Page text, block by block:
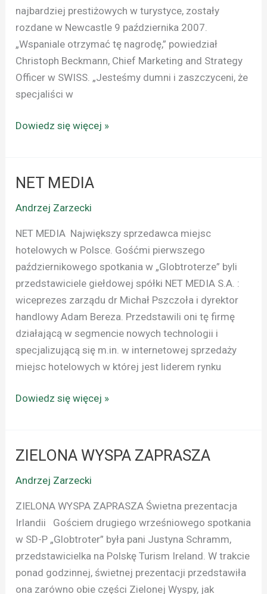
najbardziej prestiżowych w turystyce, zostały
rozdane w Newcastle 9 października 2007.
„Wspaniale otrzymać tę nagrodę,” powiedział
Christoph Beckmann, Chief Marketing and Strategy
Officer w SWISS. „Jesteśmy dumni i zaszczyceni, że
specjaliści w
Dowiedz się więcej »
NET MEDIA
Andrzej Zarzecki
NET MEDIA Największy sprzedawca miejsc
hotelowych w Polsce. Gośćmi pierwszego
październikowego spotkania w „Globtroterze” byli
przedstawiciele giełdowej spółki NET MEDIA S.A. :
wiceprezes zarządu dr Michał Pszczoła i dyrektor
handlowy Adam Bereza. Przedstawili oni tę firmę
działającą w segmencie nowych technologii i
specjalizującą się m.in. w internetowej sprzedaży
miejsc hotelowych w której jest liderem rynku
NET
Dowiedz się więcej »
ZIELONA WYSPA ZAPRASZA
Andrzej Zarzecki
ZIELONA WYSPA ZAPRASZA Świetna prezentacja
Irlandii Gościem drugiego wrześniowego spotkania
w SD-P „Globtroter” była pani Justyna Schramm,
przedstawicielka na Polskę Turism Ireland. W trakcie
ponad godzinnej, świetnej prezentacji przedstawiła
ona zarówno obie części Zielonej Wyspy, jak
ZIELONA
ZAPRASZA